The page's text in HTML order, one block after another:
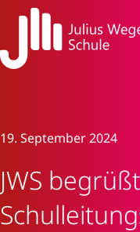
19. September 2024
JWS